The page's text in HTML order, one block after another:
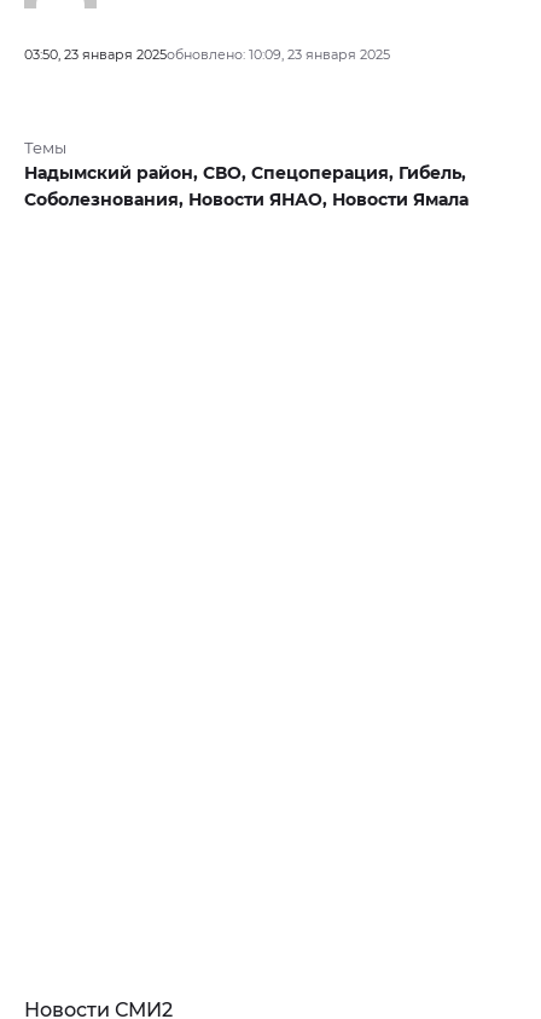
03:50, 23 января 2025обновлено: 10:09, 23 января 2025
Темы
Надымский район, СВО, Спецоперация, Гибель,
Соболезнования, Новости ЯНАО, Новости Ямала
Новости СМИ2